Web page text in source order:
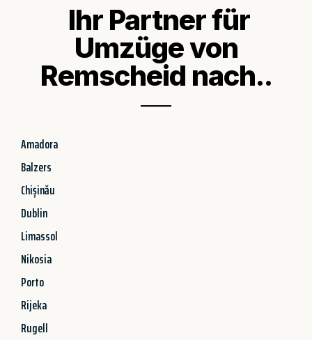
Ihr Partner für
Umzüge von
Remscheid nach..
Amadora
Balzers
Chișinău
Dublin
Limassol
Nikosia
Porto
Rijeka
Rugell